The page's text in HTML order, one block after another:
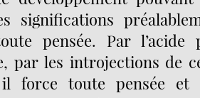
significations
pensée. Par l’acide
par les introjections de
il force toute pensée